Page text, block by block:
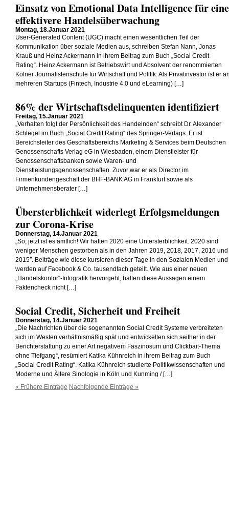
Einsatz von Emotional Data Intelligence für eine
effektivere Handelsüberwachung
Montag, 18.Januar 2021
User-Generated Content (UGC) macht einen wesentlichen Teil der
Kommunikation über soziale Medien aus, schreiben Stefan Nann, Jonas
Krauß und Heinz Ackermann in ihrem Beitrag zum Buch „Social Credit
Rating“. Heinz Ackermann ist Betriebswirt und Absolvent der renommierten
Kölner Journalistenschule für Wirtschaft und Politik. Als Privatinvestor ist er
mehreren Startups (Fintech, Industrie 4.0 und eLearning) […]
86% der Wirtschaftsdelinquenten identifiziert
Freitag, 15.Januar 2021
„Verhalten folgt der Persönlichkeit des Handelnden“ schreibt Dr. Alexander
Schlegel im Buch „Social Credit Rating“ des Springer-Verlags. Er ist
Bereichsleiter des Geschäftsbereichs Marketing & Services beim Deutschen
Genossenschafts Verlag eG in Wiesbaden, einem Dienstleister für
Genossenschaftsbanken sowie Waren- und
Dienstleistungsgenossenschaften. Zuvor war er als Director im
Firmenkundengeschäft der BHF-BANK AG in Frankfurt sowie als
Unternehmensberater […]
Übersterblichkeit widerlegt Erfolgsmeldungen
zur Corona-Krise
Donnerstag, 14.Januar 2021
„So, jetzt ist es amtlich! Wir hatten 2020 eine Untersterblichkeit. 2020 sind
weniger Menschen gestorben als in den Jahren 2019, 2018, 2017, 2016 und
2015″. Beiträge wie diese kursieren dieser Tage in den Sozialen Medien und
werden auf Facebook & Co. tausendfach geteilt. Wie aus einer neuen
„Handelskontor“-Infografik hervorgeht, halten diese Aussagen einem
Faktencheck nicht […]
Social Credit, Sicherheit und Freiheit
Donnerstag, 14.Januar 2021
„Die Nachrichten über die sogenannten Social Credit Systeme verbreiteten
sich im Westen verhältnismäßig spät und entwickelten sich seither in der
Berichterstattung zu einer Art negativem Faszinosum und Clickbait-Thema
ohne Tiefgang“, resümiert Katika Kühnreich in ihrem Beitrag zum Buch
„Social Credit Rating“. Katika Kühnreich studierte Politikwissenschaften und
Moderne und Ältere Sinologie in Köln und Kunming / […]
« Frühere Einträge Nachfolgende Einträge »